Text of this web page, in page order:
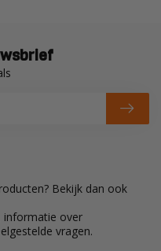
Bekijk dan ook
informatie over
vragen.